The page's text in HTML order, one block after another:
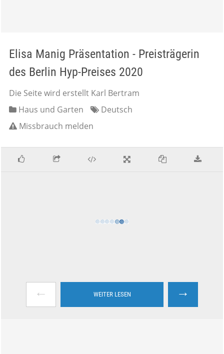
Elisa Manig Präsentation - Preisträgerin
des Berlin Hyp-Preises 2020
Die Seite wird erstellt Karl Bertram
Haus und Garten
Deutsch
Missbrauch melden
← WEITER LESEN →